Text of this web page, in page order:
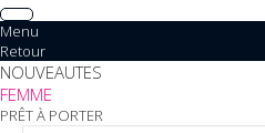
Menu
Retour
NOUVEAUTES
FEMME
PRÊT À PORTER